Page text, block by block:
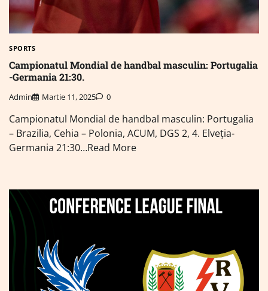
SPORTS
Campionatul Mondial de handbal masculin: Portugalia
-Germania 21:30.
Admin Martie 11, 2025 0
Campionatul Mondial de handbal masculin: Portugalia
– Brazilia, Cehia – Polonia, ACUM, DGS 2, 4. Elveția-
Germania 21:30…Read More